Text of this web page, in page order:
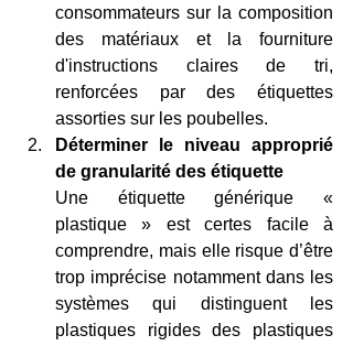
consommateurs sur la composition
des matériaux et la fourniture
d'instructions claires de tri,
renforcées par des étiquettes
assorties sur les poubelles.
Déterminer le niveau approprié
de granularité des étiquette
Une étiquette générique «
plastique » est certes facile à
comprendre, mais elle risque d’être
trop imprécise notamment dans les
systèmes qui distinguent les
plastiques rigides des plastiques